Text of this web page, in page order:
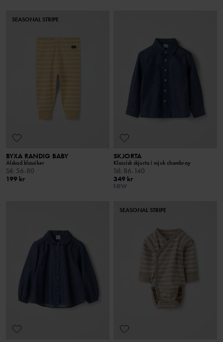
SEASONAL STRIPE
BYXA RANDIG BABY
Älskad klassiker
Stl: 56-80
199 kr
SKJORTA
Klassisk skjorta i mjuk chambray
Stl: 86-140
349 kr
NEW
SEASONAL STRIPE